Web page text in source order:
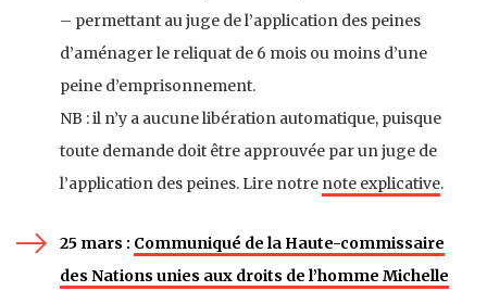
– permettant au juge de l’application des peines
d’aménager le reliquat de 6 mois ou moins d’une
peine d’emprisonnement.
NB : il n’y a aucune libération automatique, puisque
toute demande doit être approuvée par un juge de
l’application des peines. Lire notre note explicative.
25 mars : Communiqué de la Haute-commissaire
des Nations unies aux droits de l’homme Michelle